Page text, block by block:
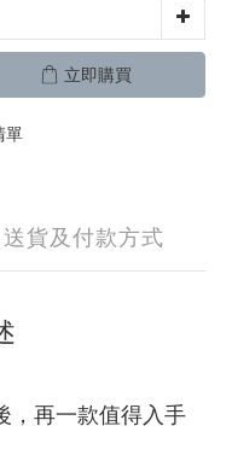
立即購買
單
送貨及付款方式
再一款值得入手